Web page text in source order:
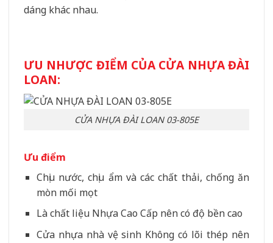
dáng khác nhau.
ƯU NHƯỢC ĐIỂM CỦA CỬA NHỰA ĐÀI
LOAN:
CỬA NHỰA ĐÀI LOAN 03-805E
Ưu điểm
Chịu nước, chịu ẩm và các chất thải, chống ăn
mòn mối mọt
Là chất liệu Nhựa Cao Cấp nên có độ bền cao
Cửa nhựa nhà vệ sinh Không có lõi thép nên